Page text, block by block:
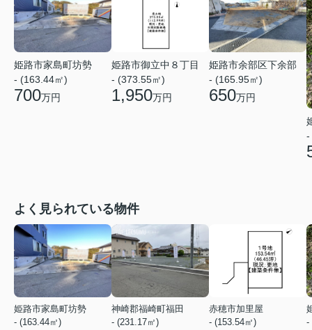
姫路市家島町坊勢
- (163.44㎡)
700万円
姫路市御立中８丁目
- (373.55㎡)
1,950万円
姫路市余部区下余部
- (165.95㎡)
650万円
-
よく見られている物件
姫路市家島町坊勢
- (163.44㎡)
神崎郡福崎町福田
- (231.17㎡)
赤穂市加里屋
- (153.54㎡)
-